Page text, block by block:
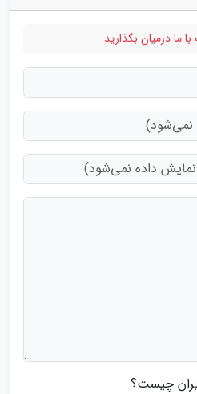
ما درمیان بگذارید
چیست؟